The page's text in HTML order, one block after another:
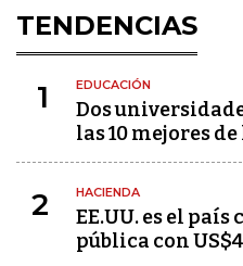
TENDENCIAS
1 EDUCACIÓN
Dos
las 10 mejores
2 HACIENDA
EE.UU. es el
pública con